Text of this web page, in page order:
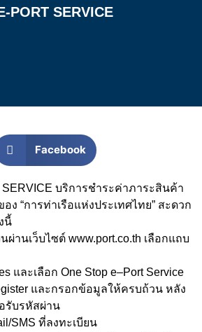
PORT SERVICE
Facebook
บริการชำระค่าภาระสินค้า
อง “การท่าเรือแห่งประเทศไทย” สะดวก
นี้
ผ่านเว็บไซต์ www.port.co.th เลือกแถบ
และเลือก One Stop e–Port Service
และกรอกข้อมูลให้ครบถ้วน หลัง
รับรหัสผ่าน
/SMS ที่ลงทะเบียน